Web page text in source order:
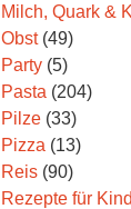
Milch, Quark &
Obst(49)
Party(5)
Pasta (204)
Pilze(33)
Pizza (13)
Reis(90)
Rezepte für